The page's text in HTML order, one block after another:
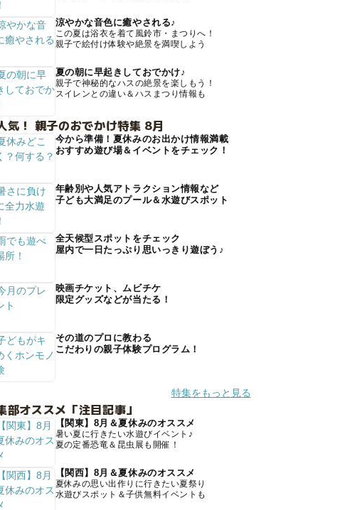
涼やかな音色に癒やされる♪
この夏は浴衣を着て風鈴市・まつりへ！
親子で絵付け体験や絶景を満喫しよう
夏の朝に早起きしておでかけ♪
親子で神秘的なハスの絶景を楽しもう！
スイレンとの違い＆ハスまつり情報も
気！ 親子のおでかけ特集 8月
今から準備！夏休みのお出かけ情報満載
おすすめ遊び場＆イベントをチェック！
年齢別や人気アトラクション情報など
子ども大満足のプール＆水遊びスポット
全天候型スポットをチェック
屋内で一日たっぷり思いっきり遊ぼう♪
映画チケット、ムビチケ
限定グッズなどが当たる！
その道のプロに教わる
こだわりの親子体験プログラム！
特集をもっと見る
部オススメ「注目記事」
【関東】8月＆夏休みのオススメ
暑い夏に行きたい水遊びイベント♪
夏の定番恐竜＆昆虫展も開催！
【関西】8月＆夏休みのオススメ
夏休みの思い出作りに行きたい夏祭り
水遊びスポット＆子供無料イベントも